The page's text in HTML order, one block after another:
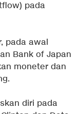
pada
pada awal
Bank of Japan
moneter dan
diri pada